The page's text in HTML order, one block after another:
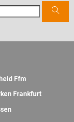
Ffm
Frankfurt